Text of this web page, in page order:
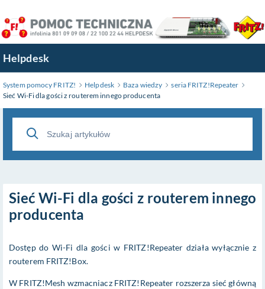
do
treści
Helpdesk
System pomocy FRITZ! Helpdesk Baza wiedzy
seria FRITZ!Repeater
Sieć Wi-Fi dla gości z routerem innego producenta
Sieć Wi-Fi dla gości z routerem innego
producenta
Dostęp do Wi-Fi dla gości w FRITZ!Repeater działa wyłącznie z
routerem FRITZ!Box.
W FRITZ!Mesh wzmacniacz FRITZ!Repeater rozszerza sieć główną